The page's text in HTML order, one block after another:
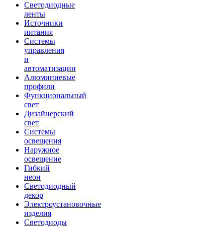
Светодиодные
ленты
Источники
питания
Системы
управления
и
автоматизации
Алюминиевые
профили
Функциональный
свет
Дизайнерский
свет
Системы
освещения
Наружное
освещение
Гибкий
неон
Светодиодный
декор
Электроустановочные
изделия
Светодиоды